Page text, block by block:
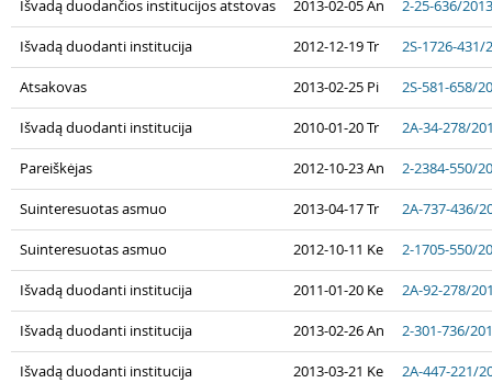
Išvadą duodančios institucijos atstovas 2013-02-05 An 2-25-636/2013
Išvadą duodanti institucija 2012-12-19 Tr 2S-1726-431/
Atsakovas 2013-02-25 Pi 2S-581-658/
Išvadą duodanti institucija 2010-01-20 Tr 2A-34-278/
Pareiškėjas 2012-10-23 An 2-2384-550/
Suinteresuotas asmuo 2013-04-17 Tr 2A-737-436/
Suinteresuotas asmuo 2012-10-11 Ke 2-1705-550/
Išvadą duodanti institucija 2011-01-20 Ke 2A-92-278/
Išvadą duodanti institucija 2013-02-26 An 2-301-736/
Išvadą duodanti institucija 2013-03-21 Ke 2A-447-221/